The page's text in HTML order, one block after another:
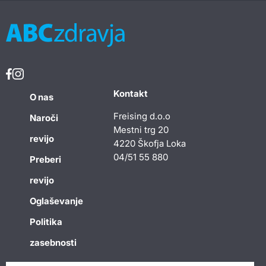
O nas
Naroči
revijo
Preberi
revijo
Oglaševanje
Politika
zasebnosti
Kontakt
Freising d.o.o
Mestni trg 20
4220 Škofja Loka
04/51 55 880